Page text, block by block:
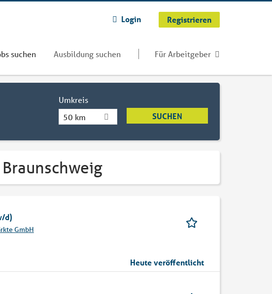
Login Registrieren
suchen Ausbildung suchen Für Arbeitgeber
Umkreis
50 km
d)
GmbH
Heute veröffentlicht